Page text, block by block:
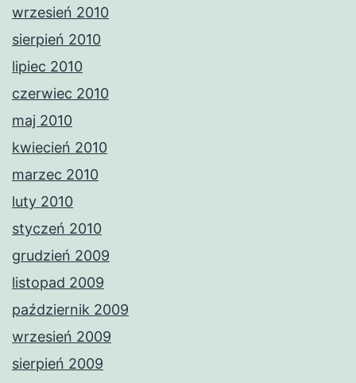
wrzesień 2010
sierpień 2010
lipiec 2010
czerwiec 2010
maj 2010
kwiecień 2010
marzec 2010
luty 2010
styczeń 2010
grudzień 2009
listopad 2009
październik 2009
wrzesień 2009
sierpień 2009